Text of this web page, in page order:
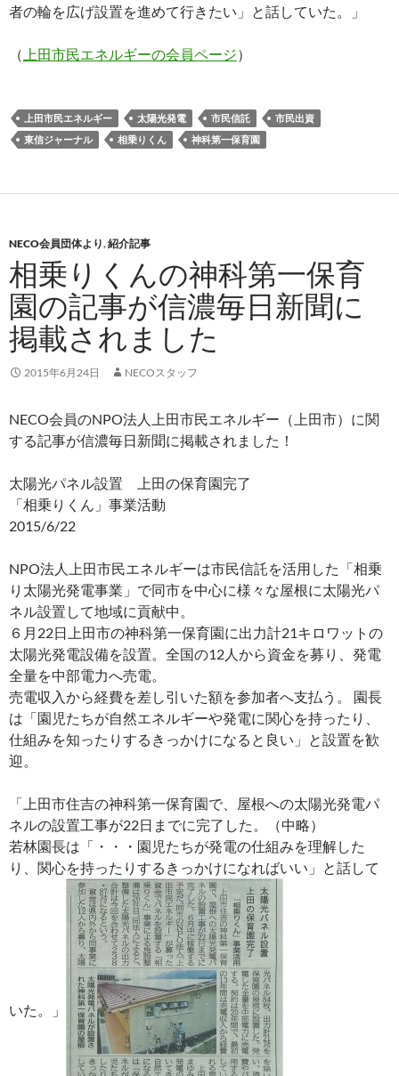
者の輪を広げ設置を進めて行きたい」と話していた。」
（ 上田市民エネルギーの会員ページ）
上田市民エネルギー 太陽光発電 市民信託
市民出資
東信ジャーナル
相乗りくん 神科第一保育園
NECO会員団体より,紹介記事
相乗りくんの神科第一保育
園の記事が信濃毎日新聞に
掲載されました
2015年6月24日 NECOスタッフ
NECO会員のNPO法人上田市民エネルギー（上田市）に関
する記事が信濃毎日新聞に掲載されました！
太陽光パネル設置 上田の保育園完了
「相乗りくん」事業活動
2015/6/22
NPO法人上田市民エネルギーは市民信託を活用した「相乗
り太陽光発電事業」で同市を中心に様々な屋根に太陽光パ
ネル設置して地域に貢献中。
６月22日上田市の神科第一保育園に出力計21キロワットの
太陽光発電設備を設置。全国の12人から資金を募り、発電
全量を中部電力へ売電。
売電収入から経費を差し引いた額を参加者へ支払う。 園長
は「園児たちが自然エネルギーや発電に関心を持ったり、
仕組みを知ったりするきっかけになると良い」と設置を歓
迎。
「上田市住吉の神科第一保育園で、屋根への太陽光発電パ
ネルの設置工事が22日までに完了した。（中略）
若林園長は「・・・園児たちが発電の仕組みを理解した
り、関心を持ったりするきっかけになればいい」と話して
いた。」